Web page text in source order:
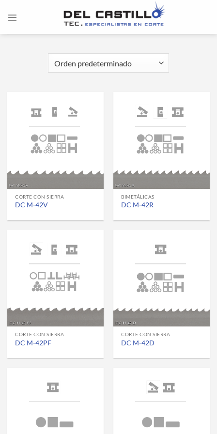
CORTE CON SIERRA
DC M-42V
BIMETÁLICAS
DC M-42R
CORTE CON SIERRA
DC M-42PF
CORTE CON SIERRA
DC M-42D